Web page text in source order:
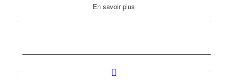
En savoir plus